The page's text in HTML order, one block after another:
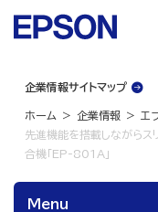
企業情報サイトマップ
ホーム 企業情報 エ
先進機能を搭載しながらス
合機「EP-801A」
Menu